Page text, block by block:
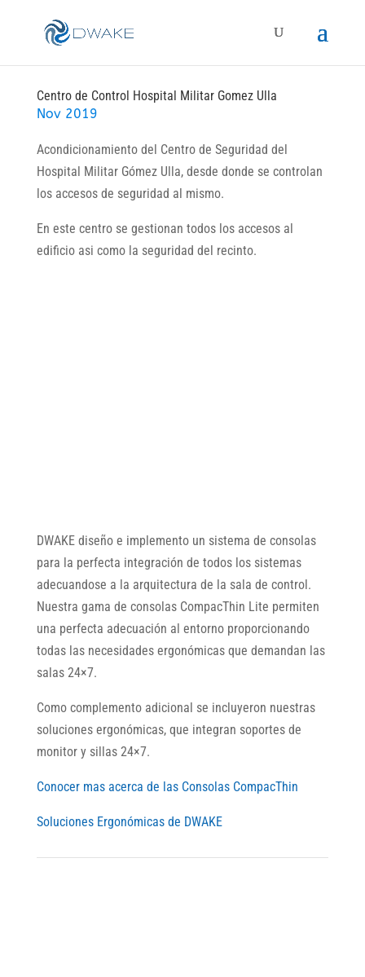
Centro de Control Hospital Militar Gomez Ulla
Nov 2019
Acondicionamiento del Centro de Seguridad del
Hospital Militar Gómez Ulla, desde donde se controlan
los accesos de seguridad al mismo.
En este centro se gestionan todos los accesos al
edificio asi como la seguridad del recinto.
DWAKE diseño e implemento un sistema de consolas
para la perfecta integración de todos los sistemas
adecuandose a la arquitectura de la sala de control.
Nuestra gama de consolas CompacThin Lite permiten
una perfecta adecuación al entorno proporcionando
todas las necesidades ergonómicas que demandan las
salas 24×7.
Como complemento adicional se incluyeron nuestras
soluciones ergonómicas, que integran soportes de
monitor y sillas 24×7.
Conocer mas acerca de las Consolas CompacThin
Soluciones Ergonómicas de DWAKE